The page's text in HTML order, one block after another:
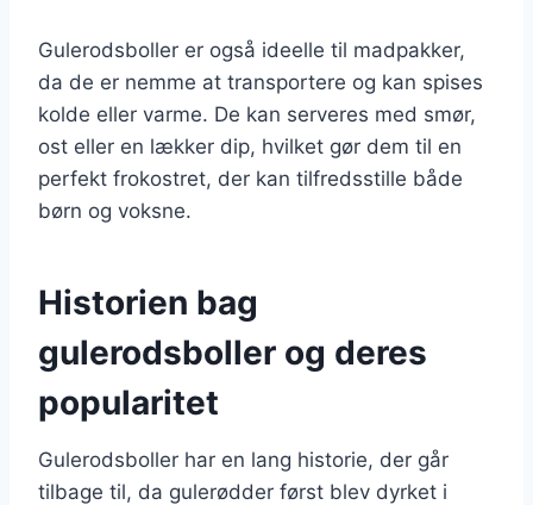
Gulerodsboller er også ideelle til madpakker,
da de er nemme at transportere og kan spises
kolde eller varme. De kan serveres med smør,
ost eller en lækker dip, hvilket gør dem til en
perfekt frokostret, der kan tilfredsstille både
børn og voksne.
Historien bag
gulerodsboller og deres
popularitet
Gulerodsboller har en lang historie, der går
tilbage til, da gulerødder først blev dyrket i